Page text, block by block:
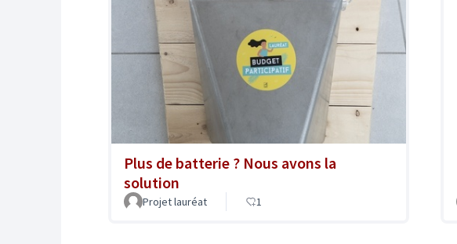
Plus de batterie ? Nous avons la
solution
Projet lauréat 1